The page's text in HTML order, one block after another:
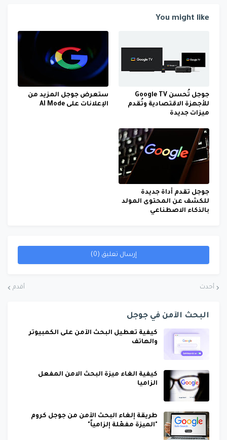
You might like
جوجل تُحسن Google TV
للأجهزة الاقتصادية وتُقدم
ميزات جديدة
ستعرض جوجل المزيد من
الإعلانات على AI Mode
جوجل تقدم أداة جديدة
للكشف عن المحتوى المولد
بالذكاء الاصطناعي
إرسال تعليق (0)
أحدث أقدم
البحث الآمن في جوجل
كيفية تعطيل البحث الآمن على الكمبيوتر
والهاتف
كيفية الغاء ميزة البحث الامن المفعل
الزاميا
طريقة إلغاء البحث الآمن من جوجل كروم
"الميزة مفعّلة إلزامياً"